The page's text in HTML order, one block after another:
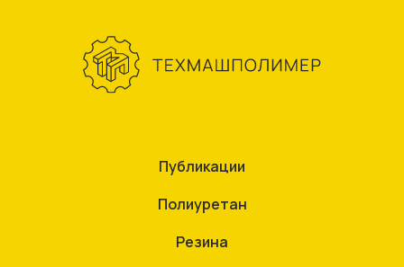
Публикации
Полиуретан
Резина